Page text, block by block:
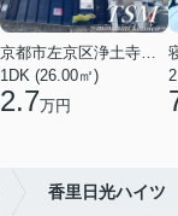
京都市左京区浄土寺馬場町
1DK (26.00㎡)
2.7万円
香里日光ハイツ